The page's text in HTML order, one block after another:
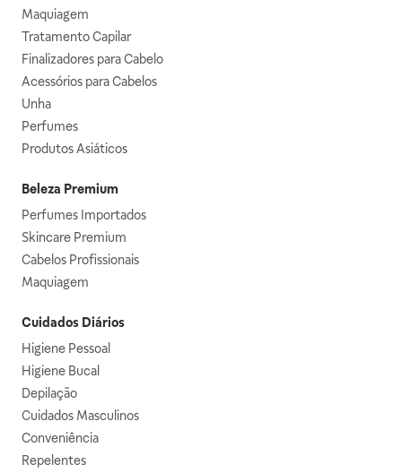
Maquiagem
Tratamento Capilar
Finalizadores para Cabelo
Acessórios para Cabelos
Unha
Perfumes
Produtos Asiáticos
Beleza Premium
Perfumes Importados
Skincare Premium
Cabelos Profissionais
Maquiagem
Cuidados Diários
Higiene Pessoal
Higiene Bucal
Depilação
Cuidados Masculinos
Conveniência
Repelentes